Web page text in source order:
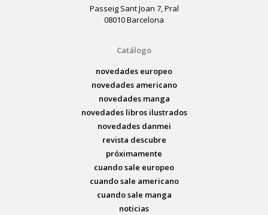
Passeig Sant Joan 7, Pral
08010 Barcelona
Catálogo
novedades europeo
novedades americano
novedades manga
novedades libros ilustrados
novedades danmei
revista descubre
próximamente
cuando sale europeo
cuando sale americano
cuando sale manga
noticias